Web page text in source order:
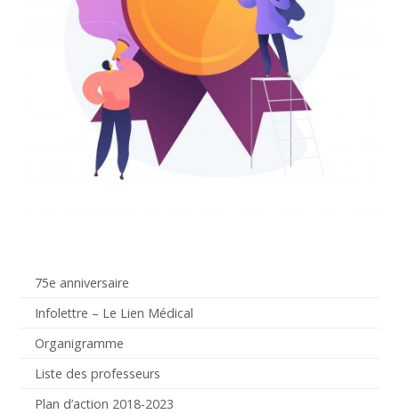
75e anniversaire
Infolettre – Le Lien Médical
Organigramme
Liste des professeurs
Plan d’action 2018-2023